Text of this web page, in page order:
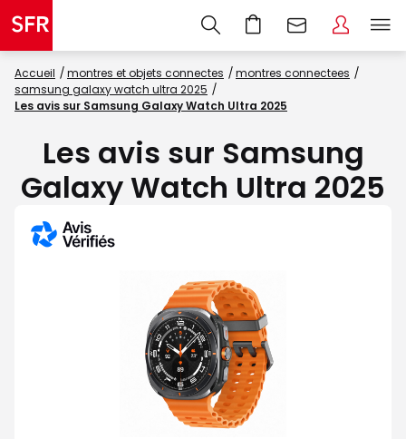
Accueil montres et objets connectes
montres connectees
samsung galaxy watch ultra 2025
Les avis sur Samsung Galaxy Watch Ultra 2025
Les avis sur Samsung
Galaxy Watch Ultra 2025